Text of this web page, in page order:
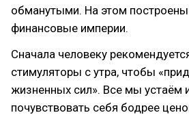
обманутыми. На этом
финансовые империи.
Сначала человеку
стимуляторы с утра, чтобы
жизненных сил». Все мы устаём
почувствовать себя бодрее